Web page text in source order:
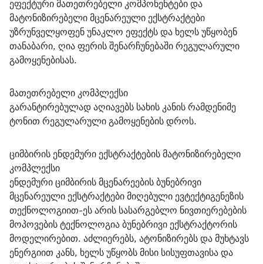
ეფექტური მათეთრებელი კომპონენტები და
მატონიზირებელი მცენარეული ექსტრაქტები
უზრუნველყოფენ უნაკლო ეფექტს და ხელს უწყობენ
თანაბარი, ღია ფერის შენარჩუნებაში რეგულარული
გამოყენებისას.
მათეთრებელი კომპლექსი
გარანტირებულად აღიავებს სახის კანის რამდენიმე
ტონით რეგულარული გამოყენების დროს.
ციმბირის ენდემური ექსტრაქტების მატონიზირებელი
კომპლექსი
ენდემური ციმბირის მცენარეების ბუნებრივი
მცენარეული ექსტრაქტები მიღებული ევტექტიგენეზის
თექნოლოგიით-ეს არის სასარგებლო ნივთიერებების
მოპოვების ტექნოლოგია ბუნებრივი ექსტრაქტორის
მოდელირებით. აძლიერებს, ატონიზირებს და მუხტავს
ენერგიით კანს, ხელს უწყობს მისი სისუფთავისა და